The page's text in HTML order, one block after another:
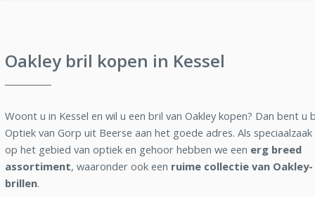
Oakley bril kopen in Kessel
Woont u in Kessel en wil u een bril van Oakley kopen? Dan bent u
Optiek van Gorp uit Beerse aan het goede adres. Als speciaalzaak
op het gebied van optiek en gehoor hebben we een erg breed
assortiment, waaronder ook een ruime collectie van Oakley-
brillen.